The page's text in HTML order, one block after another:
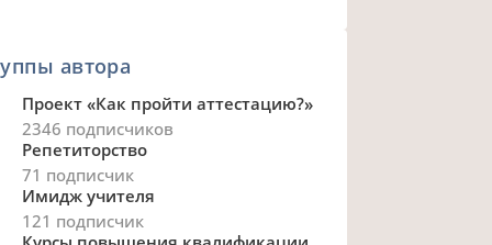
автора
Проект «Как пройти аттестацию?»
2346 подписчиков
Репетиторство
71 подписчик
Имидж учителя
121 подписчик